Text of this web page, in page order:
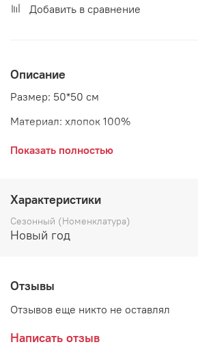
Добавить в сравнение
Описание
Размер: 50*50 см
Материал: хлопок 100%
Страна: Дания
Показать полностью
Характеристики
Сезонный (Номенклатура)
Новый год
Отзывы
Отзывов еще никто не оставлял
Написать отзыв